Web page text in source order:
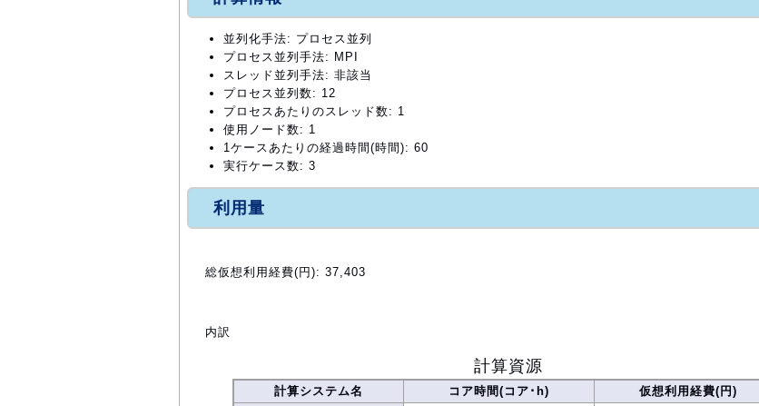
並列化手法: プロセス並列
プロセス並列手法: MPI
スレッド並列手法: 非該当
プロセス並列数: 12
プロセスあたりのスレッド数: 1
使用ノード数: 1
1ケースあたりの経過時間(時間): 60
実行ケース数: 3
利用量
総仮想利用経費(円): 37,403
内訳
計算資源
計算システム名 コア時間(コア･h)
仮想利用経費(円)